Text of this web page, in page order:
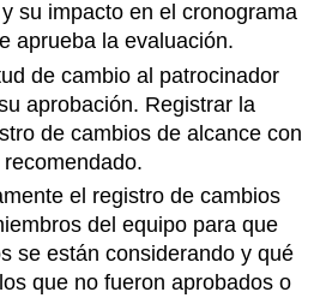
su impacto en el cronograma
aprueba la evaluación.
de cambio al patrocinador
aprobación. Registrar la
de cambios de alcance con
el registro de cambios
del equipo para que
se están considerando y qué
que no fueron aprobados o